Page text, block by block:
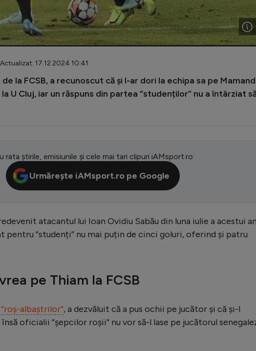
17.12.2024 10:41
la FCSB, a recunoscut că și l-ar dori la echipa sa pe
U Cluj, iar un răspuns din partea ”studenților” nu a întârziat
rata știrile, emisiunile și cele mai tari clipuri iAMsport.ro
Urmărește iAMsport.ro pe Google
atacantul lui Ioan Ovidiu Sabău din luna iulie a acestui
pentru ”studenți” nu mai puțin de cinci goluri, oferind și patru
pe Thiam la FCSB
albaștrilor”, a dezvăluit că a pus ochii pe jucător și că și-l
oficialii ”șepcilor roșii” nu vor să-l lase pe jucătorul